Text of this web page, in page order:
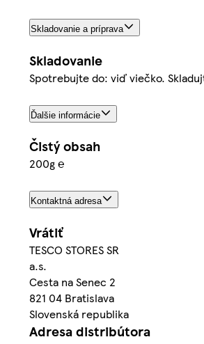
Skladovanie a príprava
Skladovanie
Spotrebujte do: viď viečko.
Ďalšie informácie
Čistý obsah
200g ℮
Kontaktná adresa
Vrátiť
TESCO STORES SR
a.s.
Cesta na Senec 2
821 04 Bratislava
Slovenská republika
Adresa distribútora